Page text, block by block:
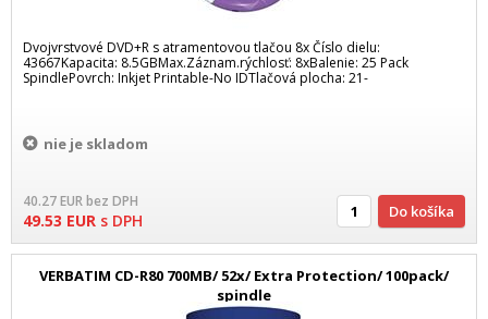
Dvojvrstvové DVD+R s atramentovou tlačou 8x Číslo dielu:
43667Kapacita: 8.5GBMax.Záznam.rýchlosť: 8xBalenie: 25 Pack
SpindlePovrch: Inkjet Printable-No IDTlačová plocha: 21-
nie je skladom
40.27EURbez DPH
49.53 EUR s DPH Do košíka
VERBATIM CD-R80 700MB/ 52x/ Extra Protection/ 100pack/
spindle